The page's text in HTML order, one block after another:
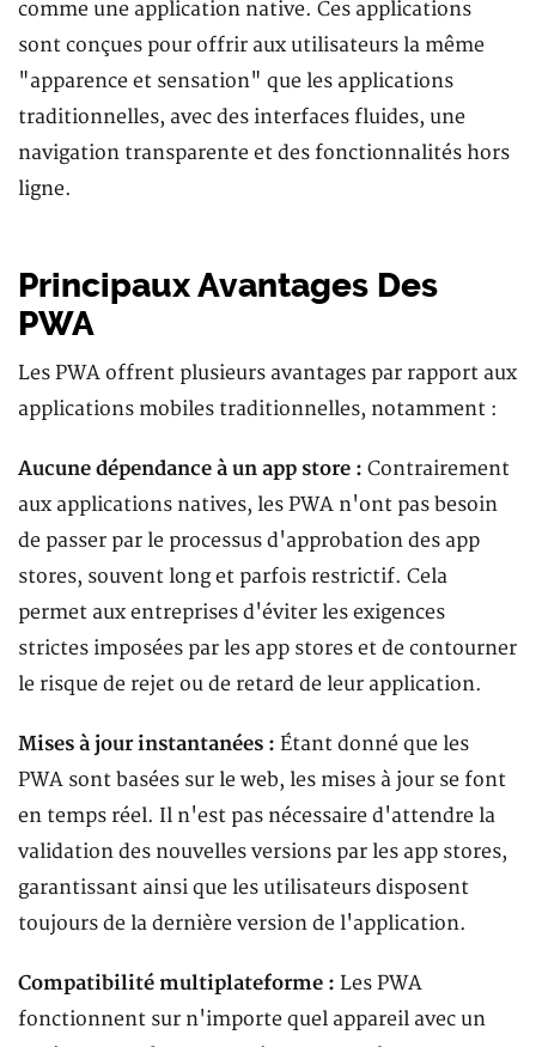
comme une application native. Ces applications
sont conçues pour offrir aux utilisateurs la même
"apparence et sensation" que les applications
traditionnelles, avec des interfaces fluides, une
navigation transparente et des fonctionnalités hors
ligne.
Principaux Avantages Des
PWA
Les PWA offrent plusieurs avantages par rapport aux
applications mobiles traditionnelles, notamment :
Aucune dépendance à un app store : Contrairement
aux applications natives, les PWA n'ont pas besoin
de passer par le processus d'approbation des app
stores, souvent long et parfois restrictif. Cela
permet aux entreprises d'éviter les exigences
strictes imposées par les app stores et de contourner
le risque de rejet ou de retard de leur application.
Mises à jour instantanées : Étant donné que les
PWA sont basées sur le web, les mises à jour se font
en temps réel. Il n'est pas nécessaire d'attendre la
validation des nouvelles versions par les app stores,
garantissant ainsi que les utilisateurs disposent
toujours de la dernière version de l'application.
Compatibilité multiplateforme : Les PWA
fonctionnent sur n'importe quel appareil avec un